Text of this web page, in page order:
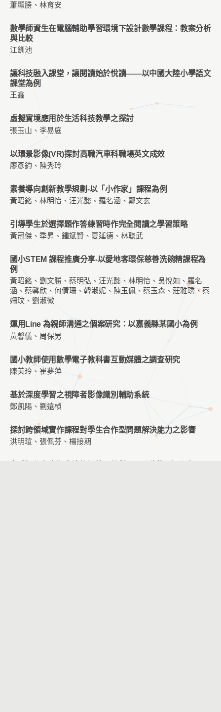
蕭顯勝、林育安
數學師資生在電腦輔助學習環境下設計數學課程：教案分析
與比較
江釧池
讓科技融⼊課堂，讓閱讀始於悅讀——以中國⼤陸小學語⽂
課堂為例
王鑫
虛擬實境應用於生活科技教學之探討
張玉山、李易庭
以環景影像(VR)探討高職汽車科職場英文成效
廖彥鈞、陳秀玲
素養導向創新教學規劃-以「小作家」課程為例
黃昭銘、林明怡、汪光懿、羅名涵、鄭文玄
引導學生於選擇題作答練習時作完全閱讀之學習策略
黃冠傑、季昇、鍾斌賢、夏延德、林聰武
國小STEM 課程推廣分享-以愛地客環保慈善洗碗精課程為
例
黃昭銘、劉文勝、蔡明弘、汪光懿、林明怡、吳悅如、羅名
涵、蔡馨欣、何倩珊、韓淑妮、陳玉佩、蔡玉森、莊雅琇、蔡
姍玟、劉淑微
運用Line 為親師溝通之個案研究：以嘉義縣某國小為例
黃馨儀、周保男
國小教師使用數學電子教科書互動媒體之調查研究
陳美玲、崔夢萍
基於深度學習之視障者影像識別輔助系統
鄭凱陽、劉遠楨
探討跨領域實作課程對學生合作型問題解決能力之影響
洪明瑄、張佩芬、楊接期